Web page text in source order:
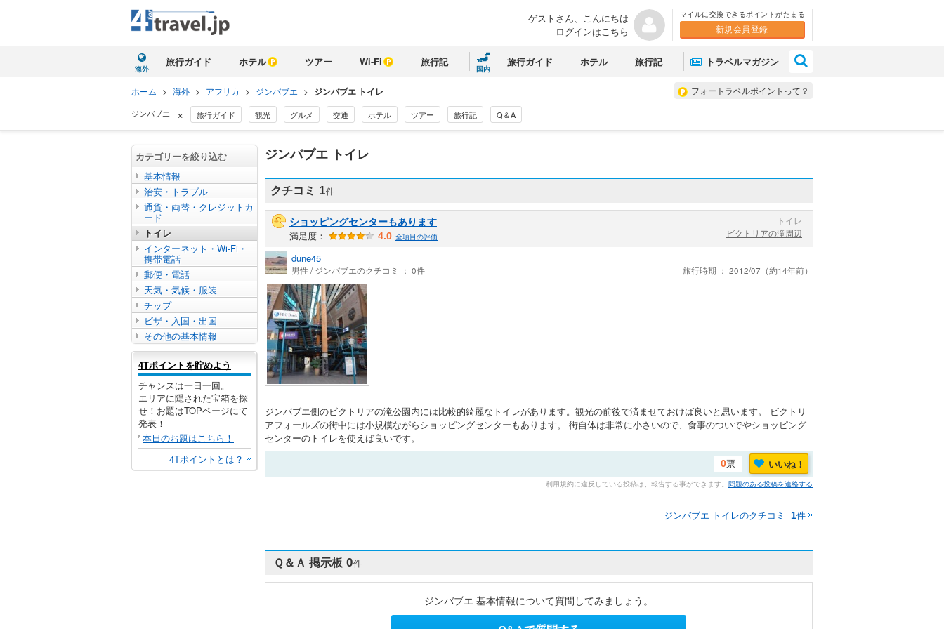
ゲストさん、 こんにちは
ログインはこちら
マイルに交換できるポイントがたまる
新規会員登録
海外
旅行ガイド ホテル ツアー Wi-Fi 旅行記
国内
旅行ガイド ホテル 旅行記 トラベルマガジン
フォートラベルポイントって？
ホーム > 海外 > アフリカ > ジンバブエ > ジンバブエ トイレ
ジンバブエ × 旅行ガイド 観光 グルメ 交通 ホテル ツアー 旅行記 Q＆A
ジンバブエ トイレ
クチコミ 1件
ショッピングセンターもあります
満足度： 4.0 全項目の評価
トイレ
ビクトリアの滝周辺
dune45
男性 / ジンバブエのクチコミ ： 0件 旅行時期 ： 2012/07 （約14年前）
ジンバブエ側のビクトリアの滝公園内には比較的綺麗なトイレがあります。観光の前後で済ませておけば良いと思います。 ビクトリ
アフォールズの街中には小規模ながらショッピングセンターもあります。 街自体は非常に小さいので、食事のついでやショッピング
センターのトイレを使えば良いです。
0票 いいね！
利用規約に違反している投稿は、報告する事ができます。 問題のある投稿を連絡する
ジンバブエ トイレのクチコミ 1件
Ｑ＆Ａ 掲示板 0件
ジンバブエ 基本情報について質問してみましょう。
カテゴリーを絞り込む
基本情報
治安・トラブル
通貨・両替・クレジットカ
ード
トイレ
インターネット・Wi-Fi・
携帯電話
郵便・電話
天気・気候・服装
チップ
ビザ・入国・出国
その他の基本情報
4Tポイントを貯めよう
チャンスは一日一回。
エリアに隠された宝箱を探
せ！お題はTOPページにて
発表！
本日のお題はこちら！
4Tポイントとは？